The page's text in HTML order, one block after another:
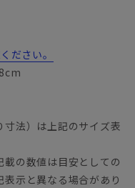
ださい。
法）は上記のサイズ表
の数値は目安としての
示と異なる場合があり